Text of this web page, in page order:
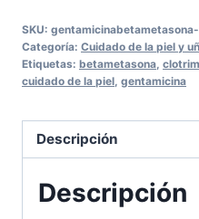
+
Clotrimazol
Crema
3PACK
Cuidado
Dermatológico
SKU:
Categoría: Cuidado de la piel y
Etiquetas: betametasona,
cuidado de la piel, gentamicina
Descripción
Descripción